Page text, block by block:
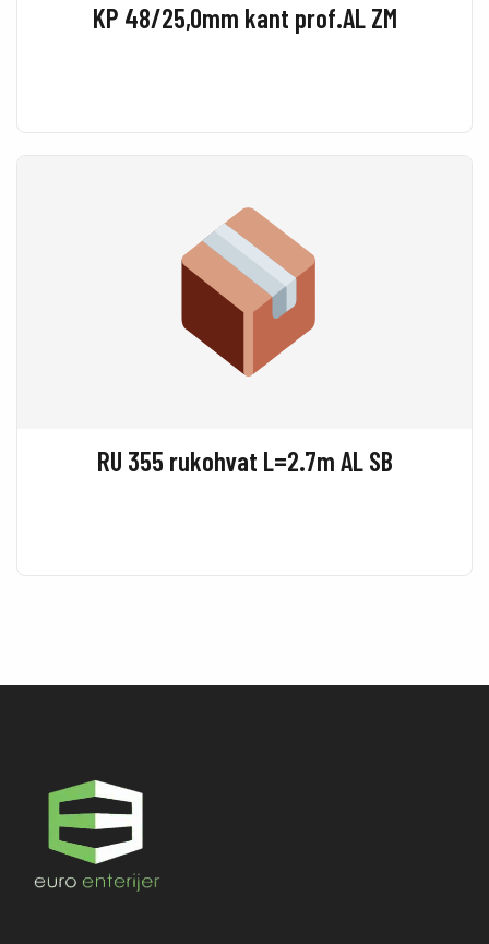
KP 48/25,0mm kant prof.AL ZM
RU 355 rukohvat L=2.7m AL SB